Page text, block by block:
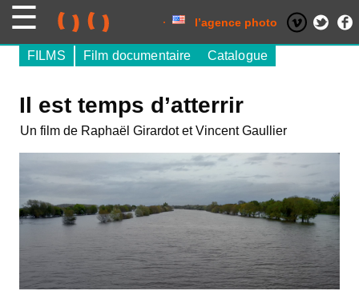
l’agence photo
Il est temps d’atterrir
FILMS Film documentaire Catalogue
Un film de Raphaël Girardot et Vincent Gaullier